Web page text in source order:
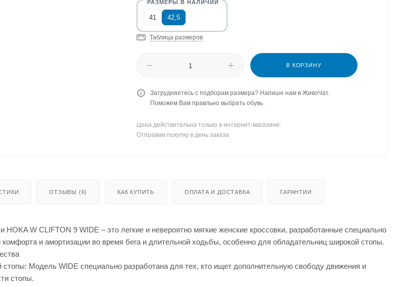
41 42,5
Таблица размеров
В КОРЗИНУ
Затрудняетесь с подборам размера? Напише нам в ЖивоЧат.
Поможем Вам правльно выбрать обувь.
Цена действительна только в интернет-магазине.
Отправим покупку в день заказа
ОТЗЫВЫ (6) КАК КУПИТЬ ОПЛАТА И ДОСТАВКА ГАРАНТИИ
HOKA W CLIFTON 9 WIDE – это легкие и невероятно мягкие женские кроссовки, разработанные специально
и амортизации во время бега и длительной ходьбы, особенно для обладательниц широкой стопы.
Модель WIDE специально разработана для тех, кто ищет дополнительную свободу движения и
стопы.